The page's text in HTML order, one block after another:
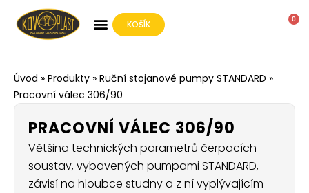
KOŠÍK 0
Úvod » Produkty » Ruční stojanové pumpy STANDARD »
Pracovní válec 306/90
PRACOVNÍ VÁLEC 306/90
Většina technických parametrů čerpacích
soustav, vybavených pumpami STANDARD,
závisí na hloubce studny a z ní vyplývajícím